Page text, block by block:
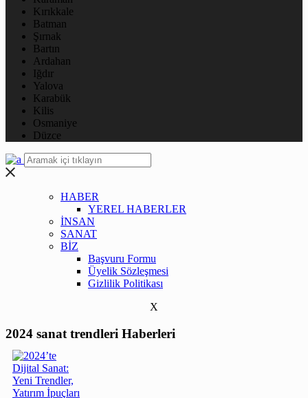
Kırıkkale
Batman
Şırnak
Bartın
Ardahan
Iğdır
Yalova
Karabük
Kilis
Osmaniye
Düzce
HABER
YEREL HABERLER
İNSAN
SANAT
BİZ
Başvuru Formu
Üyelik Sözleşmesi
Gizlilik Politikası
X
2024 sanat trendleri Haberleri